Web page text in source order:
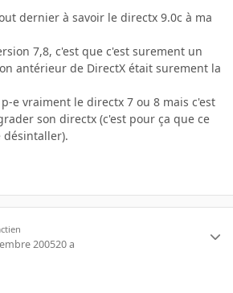
dernier à savoir le directx 9.0c à ma
7,8, c'est que c'est surement un
antérieur de DirectX était surement la
e vraiment le directx 7 ou 8 mais c'est
son directx (c'est pour ça que ce
désintaller).
200520 a